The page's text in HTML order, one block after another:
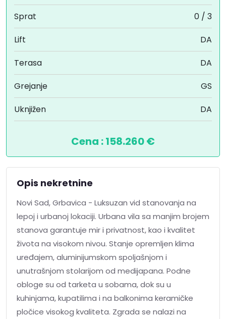
Sprat
0 / 3
Lift
DA
Terasa
DA
Grejanje
GS
Uknjižen
DA
Cena : 158.260 €
Opis nekretnine
Novi Sad, Grbavica - Luksuzan vid stanovanja na
lepoj i urbanoj lokaciji. Urbana vila sa manjim brojem
stanova garantuje mir i privatnost, kao i kvalitet
života na visokom nivou. Stanje opremljen klima
uređajem, aluminijumskom spoljašnjom i
unutrašnjom stolarijom od medijapana. Podne
obloge su od tarketa u sobama, dok su u
kuhinjama, kupatilima i na balkonima keramičke
pločice visokog kvaliteta. Zgrada se nalazi na